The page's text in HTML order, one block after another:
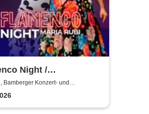
Night /
Tour 26/27 -
größte
Tournee
Bamberger Konzert- und